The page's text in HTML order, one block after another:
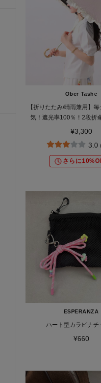
Ober Tashe
【折りたたみ/晴雨兼用】
気！遮光率100％！2段折
¥3,300
3.0
さらに
ESPERANZA
ハート型カラビナチ
¥660